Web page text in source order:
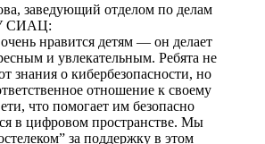
заведующий отделом по делам
СИАЦ:
нравится детям — он делает
и увлекательным. Ребята не
знания о кибербезопасности, но
отношение к своему
что помогает им безопасно
в цифровом пространстве. Мы
за поддержку в этом